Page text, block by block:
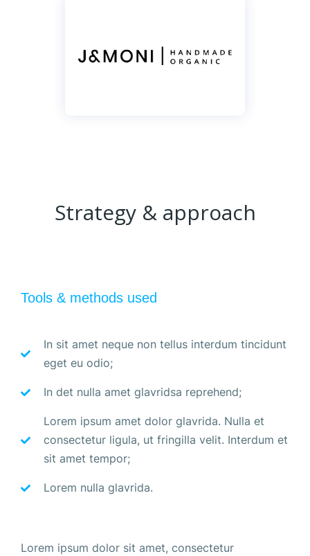
Strategy & approach
Tools & methods used
In sit amet neque non tellus interdum tincidunt
eget eu odio;
In det nulla amet glavridsa reprehend;
Lorem ipsum amet dolor glavrida. Nulla et
consectetur ligula, ut fringilla velit. Interdum et
sit amet tempor;
Lorem nulla glavrida.
Lorem ipsum dolor sit amet, consectetur